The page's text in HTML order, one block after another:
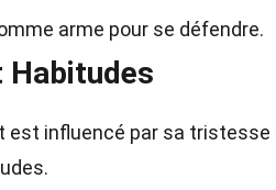
arme pour se défendre.
influencé par sa